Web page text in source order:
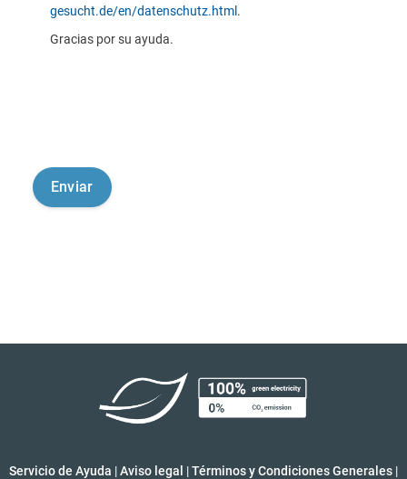
gesucht.de/en/datenschutz.html .
Gracias por su ayuda.
Servicio de Ayuda |Aviso legal |Términos y Condiciones Generales |